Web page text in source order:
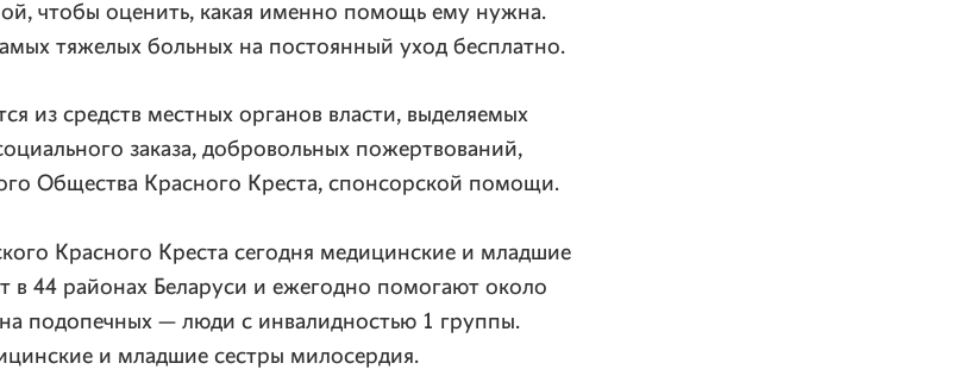
чтобы оценить, какая именно помощь ему нужна.
тяжелых больных на постоянный уход бесплатно.
из средств местных органов власти, выделяемых
заказа, добровольных пожертвований,
Общества Красного Креста, спонсорской помощи.
Красного Креста сегодня медицинские и младшие
в 44 районах Беларуси и ежегодно помогают около
подопечных — люди с инвалидностью 1 группы.
и младшие сестры милосердия.